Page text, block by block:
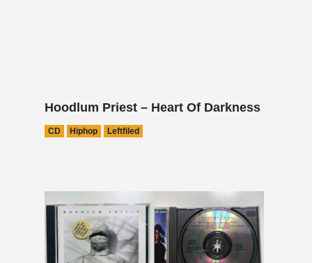
Hoodlum Priest – Heart Of Darkness
CD Hiphop Leftfiled